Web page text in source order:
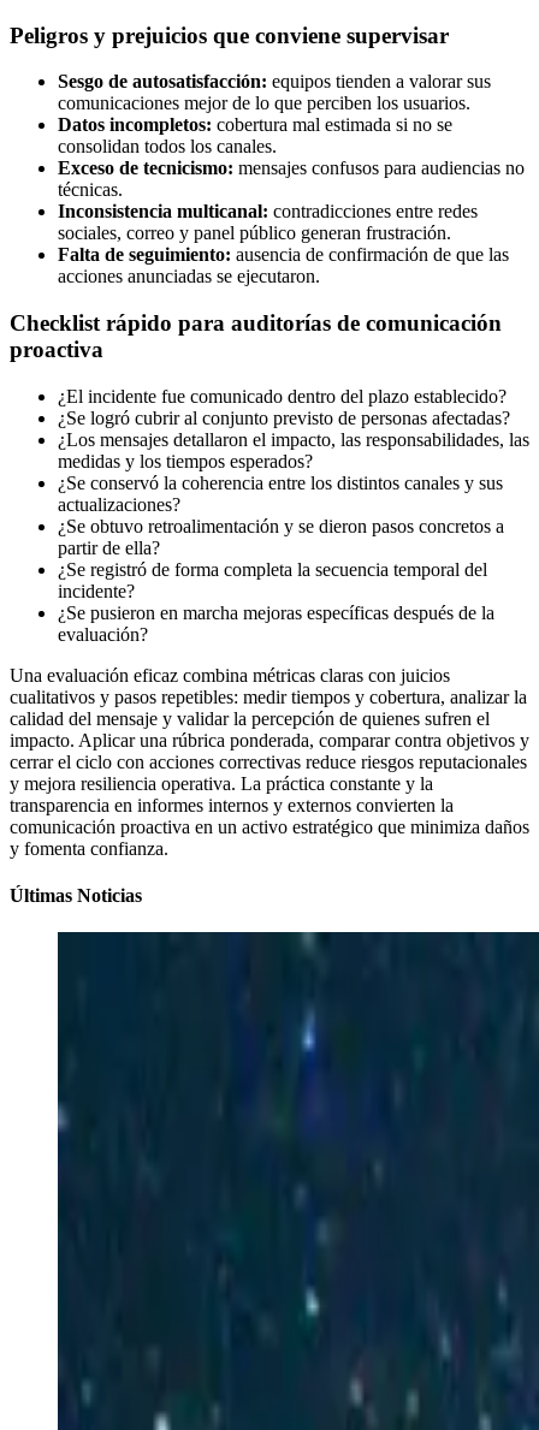
Peligros y prejuicios que conviene supervisar
Sesgo de autosatisfacción: equipos tienden a valorar sus
comunicaciones mejor de lo que perciben los usuarios.
Datos incompletos: cobertura mal estimada si no se
consolidan todos los canales.
Exceso de tecnicismo: mensajes confusos para audiencias no
técnicas.
Inconsistencia multicanal: contradicciones entre redes
sociales, correo y panel público generan frustración.
Falta de seguimiento: ausencia de confirmación de que las
acciones anunciadas se ejecutaron.
Checklist rápido para auditorías de comunicación
proactiva
¿El incidente fue comunicado dentro del plazo establecido?
¿Se logró cubrir al conjunto previsto de personas afectadas?
¿Los mensajes detallaron el impacto, las responsabilidades, las
medidas y los tiempos esperados?
¿Se conservó la coherencia entre los distintos canales y sus
actualizaciones?
¿Se obtuvo retroalimentación y se dieron pasos concretos a
partir de ella?
¿Se registró de forma completa la secuencia temporal del
incidente?
¿Se pusieron en marcha mejoras específicas después de la
evaluación?
Una evaluación eficaz combina métricas claras con juicios
cualitativos y pasos repetibles: medir tiempos y cobertura, analizar la
calidad del mensaje y validar la percepción de quienes sufren el
impacto. Aplicar una rúbrica ponderada, comparar contra objetivos y
cerrar el ciclo con acciones correctivas reduce riesgos reputacionales
y mejora resiliencia operativa. La práctica constante y la
transparencia en informes internos y externos convierten la
comunicación proactiva en un activo estratégico que minimiza daños
y fomenta confianza.
Últimas Noticias